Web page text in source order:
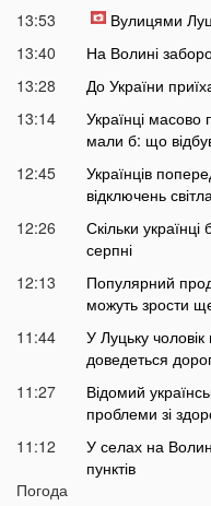
13:53
Вулицями
13:40
На Волині
13:28
До України
13:14
Українці масово
мали б: що
12:45
Українців
відключень
12:26
Скільки українці
серпні
12:13
Популярний
можуть зрости
11:44
У Луцьку
доведеться
11:27
Відомий
проблеми зі
11:12
У селах на
пунктів
10:56
Погода